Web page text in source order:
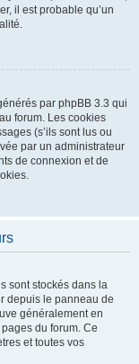
il est probable qu’un
par phpBB 3.3 qui
forum. Les cookies
(s’ils sont lus ou
par un administrateur
de connexion et de
sont stockés dans la
depuis le panneau de
généralement en
du forum. Ce
et toutes vos